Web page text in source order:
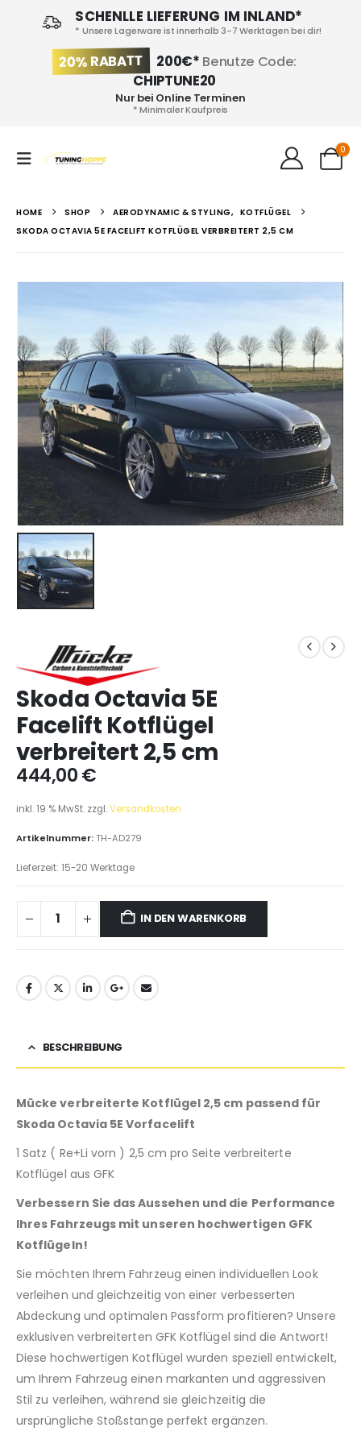
SCHENLLE LIEFERUNG IM INLAND*
* Unsere Lagerware ist innerhalb 3-7 Werktagen bei dir!
20% RABATT 200€* Benutze Code:
CHIPTUNE20
Nur bei Online Terminen
* Minimaler Kaufpreis
0
HOME SHOP AERODYNAMIC & STYLING, KOTFLÜGEL
SKODA OCTAVIA 5E FACELIFT KOTFLÜGEL VERBREITERT 2,5 CM
Skoda Octavia 5E
Facelift Kotflügel
verbreitert 2,5 cm
444,00€
inkl. 19 % MwSt. zzgl.Versandkosten
Artikelnummer:TH-AD279
Lieferzeit: 15-20 Werktage
IN DEN WARENKORB
BESCHREIBUNG
Mücke verbreiterte Kotflügel 2,5 cm passend für
Skoda Octavia 5E Vorfacelift
1 Satz ( Re+Li vorn ) 2,5 cm pro Seite verbreiterte
Kotflügel aus GFK
Verbessern Sie das Aussehen und die Performance
Ihres Fahrzeugs mit unseren hochwertigen GFK
Kotflügeln!
Sie möchten Ihrem Fahrzeug einen individuellen Look
verleihen und gleichzeitig von einer verbesserten
Abdeckung und optimalen Passform profitieren? Unsere
exklusiven verbreiterten GFK Kotflügel sind die Antwort!
Diese hochwertigen Kotflügel wurden speziell entwickelt,
um Ihrem Fahrzeug einen markanten und aggressiven
Stil zu verleihen, während sie gleichzeitig die
ursprüngliche Stoßstange perfekt ergänzen.